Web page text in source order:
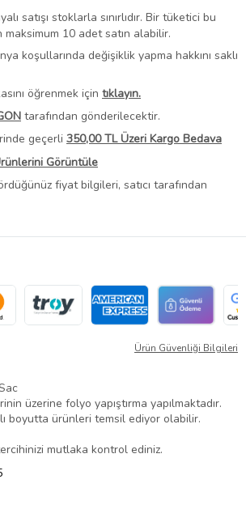
satışı stoklarla sınırlıdır. Bir tüketici bu
10 adet satın alabilir.
koşullarında değişiklik yapma hakkını saklı
öğrenmek için tıklayın.
tarafından gönderilecektir.
geçerli 350,00 TL Üzeri Kargo Bedava
Görüntüle
fiyat bilgileri, satıcı tarafından
Ürün Güvenliği Bilgileri
üzerine folyo yapıştırma yapılmaktadır.
boyutta ürünleri temsil ediyor olabilir.
mutlaka kontrol ediniz.